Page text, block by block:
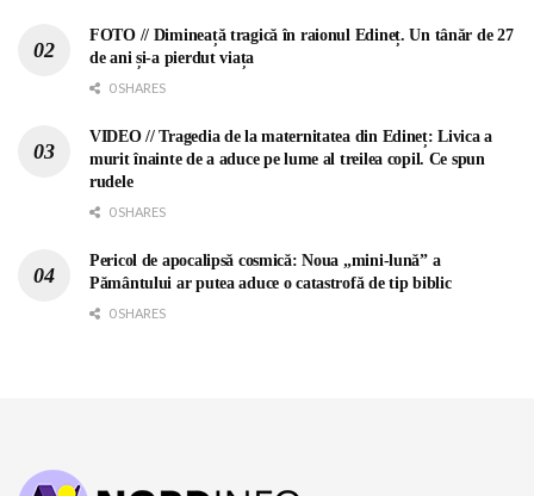
FOTO // Dimineață tragică în raionul Edineț. Un tânăr de 27
de ani și-a pierdut viața
0 SHARES
VIDEO // Tragedia de la maternitatea din Edineț: Livica a
murit înainte de a aduce pe lume al treilea copil. Ce spun
rudele
0 SHARES
Pericol de apocalipsă cosmică: Noua „mini-lună” a
Pământului ar putea aduce o catastrofă de tip biblic
0 SHARES